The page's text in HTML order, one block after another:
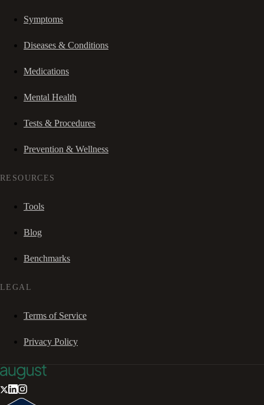
Symptoms
Diseases & Conditions
Medications
Mental Health
Tests & Procedures
Prevention & Wellness
RESOURCES
Tools
Blog
Benchmarks
LEGAL
Terms of Service
Privacy Policy